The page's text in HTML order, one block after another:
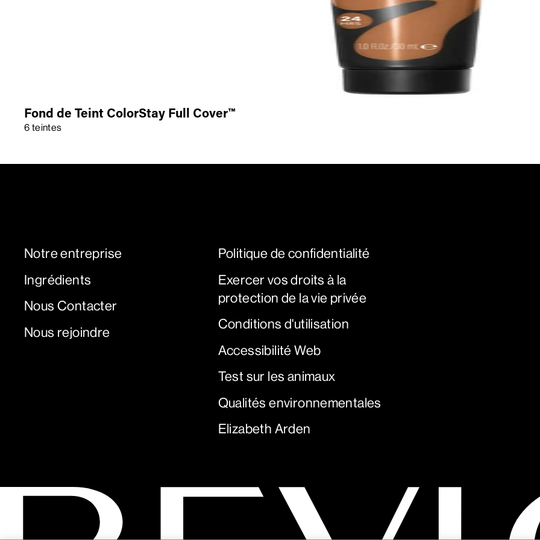
Fond de Teint ColorStay Full Cover™
6 teintes
Notre entreprise
Ingrédients
Nous Contacter
Nous rejoindre
Politique de confidentialité
Exercer vos droits à la
protection de la vie privée
Conditions d'utilisation
Accessibilité Web
Test sur les animaux
Qualités environnementales
Elizabeth Arden